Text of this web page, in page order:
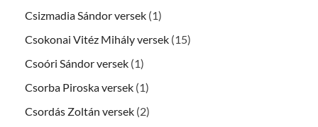
Csizmadia Sándor versek (1)
Csokonai Vitéz Mihály versek (15)
Csoóri Sándor versek (1)
Csorba Piroska versek (1)
Csordás Zoltán versek (2)